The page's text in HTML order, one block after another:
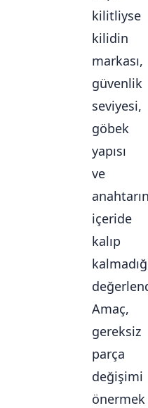
kilitliyse
kilidin
markası,
güvenlik
seviyesi,
göbek
yapısı
ve
içeride
kalıp
Amaç,
gereksiz
parça
değişimi
önermek